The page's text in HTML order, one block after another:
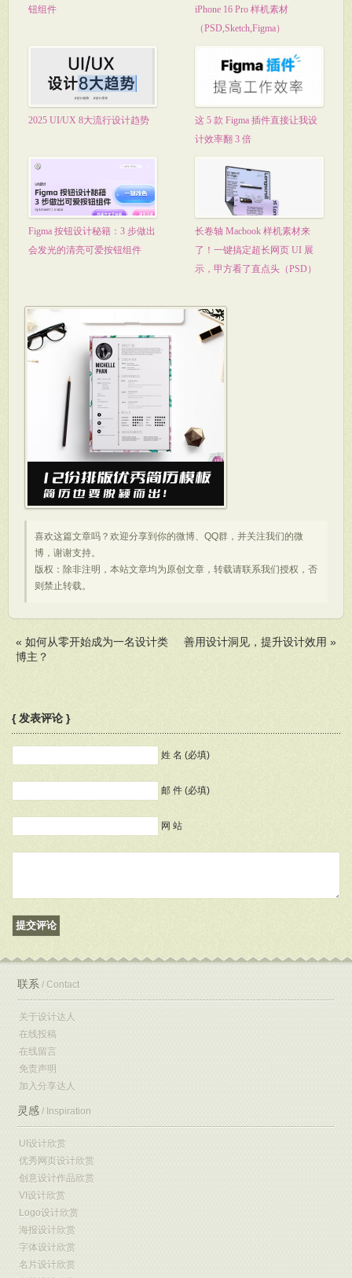
钮组件
iPhone 16 Pro 样机素材
（PSD,Sketch,Figma）
2025 UI/UX 8大流行设计趋势
这 5 款 Figma 插件直接让我设
计效率翻 3 倍
Figma 按钮设计秘籍：3 步做出
会发光的清亮可爱按钮组件
长卷轴 Macbook 样机素材来
了！一键搞定超长网页 UI 展
示，甲方看了直点头（PSD）
喜欢这篇文章吗？欢迎分享到你的微博、QQ群，并关注我们的微
博，谢谢支持。
版权：除非注明，本站文章均为原创文章，转载请联系我们授权，否
则禁止转载。
« 如何从零开始成为一名设计类
博主？
善用设计洞见，提升设计效用 »
{ 发表评论 }
姓 名 (必填)
邮 件 (必填)
网 站
联系 / Contact
关于设计达人
在线投稿
在线留言
免责声明
加入分享达人
灵感 / Inspiration
UI设计欣赏
优秀网页设计欣赏
创意设计作品欣赏
VI设计欣赏
Logo设计欣赏
海报设计欣赏
字体设计欣赏
名片设计欣赏